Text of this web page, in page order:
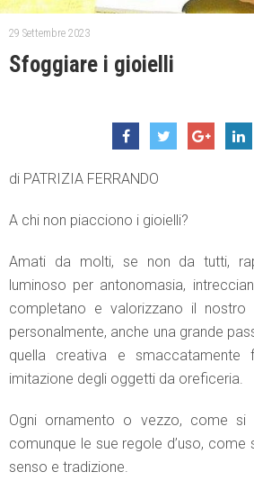
29 Settembre 2023
Sfoggiare i gioielli
di PATRIZIA FERRANDO
A chi non piacciono i gioielli?
Amati da molti, se non da tutti,
luminoso per antonomasia,
completano e valorizzano il nostro
personalmente, anche una grande
quella creativa e smaccatamente
imitazione degli oggetti da oreficeria.
Ogni ornamento o vezzo, come si
comunque le sue regole d’uso, come
senso e tradizione.